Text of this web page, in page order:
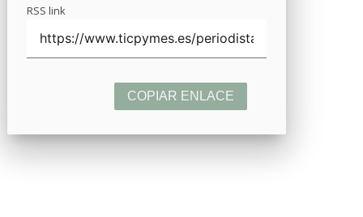
RSS link
COPIAR ENLACE